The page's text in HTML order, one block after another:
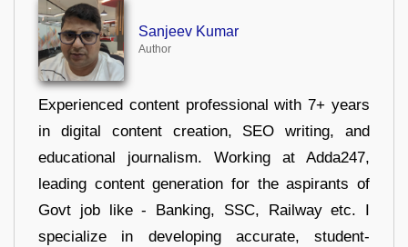
Sanjeev Kumar
Author
Experienced content professional with 7+ years
in digital content creation, SEO writing, and
educational journalism. Working at Adda247,
leading content generation for the aspirants of
Govt job like - Banking, SSC, Railway etc. I
specialize in developing accurate, student-